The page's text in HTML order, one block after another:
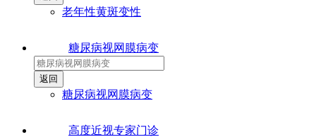
老年性黄斑变性
糖尿病视网膜病变
糖尿病视网膜病变
高度近视专家门诊